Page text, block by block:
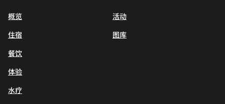
概览
住宿
餐饮
体验
水疗
活动
图库